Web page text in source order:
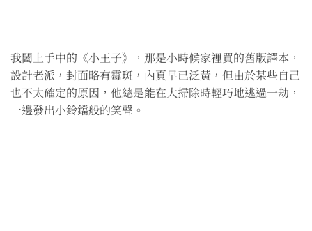
我闔上手中的《小王子》，那是小時候家裡買的舊版譯本，
設計老派，封面略有霉斑，內頁早已泛黃，但由於某些自己
也不太確定的原因，他總是能在大掃除時輕巧地逃過一劫，
一邊發出小鈴鐺般的笑聲。